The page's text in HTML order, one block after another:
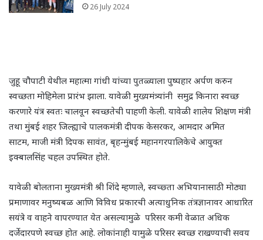
26 July 2024
जुहू चौपाटी येथील महात्मा गांधी यांच्या पुतळ्याला पुष्पहार अर्पण करुन
स्वच्छता मोहिमेला प्रारंभ झाला. यावेळी मुख्यमंत्र्यांनी समुद्र किनारा स्वच्छ
करणारे यंत्र स्वतः चालवून स्वच्छतेची पाहणी केली. यावेळी शालेय शिक्षण मंत्री
तथा मुंबई शहर जिल्ह्याचे पालकमंत्री दीपक केसरकर, आमदार अमित
साटम, माजी मंत्री दिपक सावंत, बृहन्मुंबई महानगरपालिकेचे आयुक्त
इक्बालसिंह चहल उपस्थित होते.
यावेळी बोलताना मुख्यमंत्री श्री शिंदे म्हणाले, स्वच्छ्ता अभियानासाठी मोठ्या
प्रमाणावर मनुष्यबळ आणि विविध प्रकारची अत्याधुनिक तंत्रज्ञानावर आधारित
सयंत्रे व वाहने वापरण्यात येत असल्यामुळे परिसर कमी वेळात अधिक
दर्जेदारपणे स्वच्छ होत आहे. लोकांनाही यामुळे परिसर स्वच्छ राखण्याची सवय